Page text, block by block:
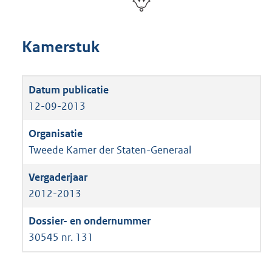
Kamerstuk
12-09-2013
Tweede Kamer der Staten-Generaal
2012-2013
30545 nr. 131